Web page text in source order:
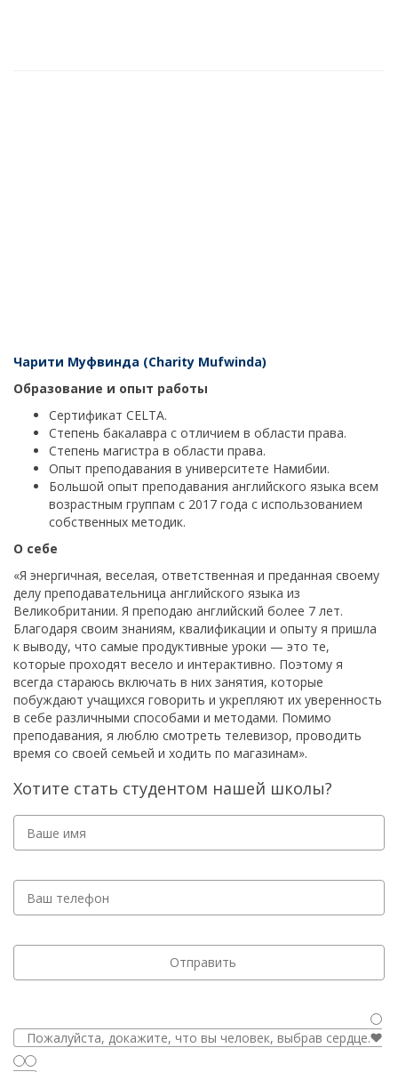
Чарити Муфвинда (Charity Mufwinda)
Образование и опыт работы
Сертификат CELTA.
Степень бакалавра с отличием в области права.
Степень магистра в области права.
Опыт преподавания в университете Намибии.
Большой опыт преподавания английского языка всем
возрастным группам с 2017 года с использованием
собственных методик.
О себе
«Я энергичная, веселая, ответственная и преданная своему
делу преподавательница английского языка из
Великобритании. Я преподаю английский более 7 лет.
Благодаря своим знаниям, квалификации и опыту я пришла
к выводу, что самые продуктивные уроки — это те,
которые проходят весело и интерактивно. Поэтому я
всегда стараюсь включать в них занятия, которые
побуждают учащихся говорить и укрепляют их уверенность
в себе различными способами и методами. Помимо
преподавания, я люблю смотреть телевизор, проводить
время со своей семьей и ходить по магазинам».
Хотите стать студентом нашей школы?
Пожалуйста, докажите, что вы человек, выбрав сердце.